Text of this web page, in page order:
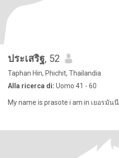
ประเสริฐ, 52
Taphan Hin, Phichit, Thailandia
Alla ricerca di: Uomo 41 - 60
My name is prasote i am in เยอรมันนี